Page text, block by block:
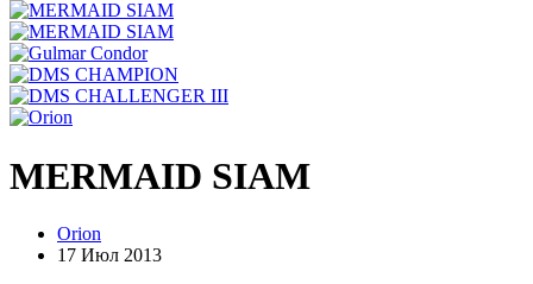
MERMAID SIAM
Orion
17 Июл 2013